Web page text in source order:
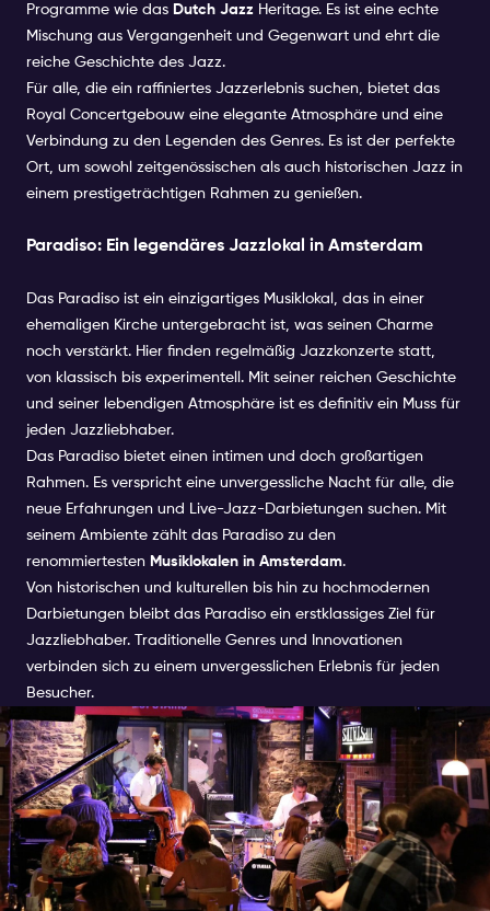
Programme wie das Dutch Jazz Heritage. Es ist eine echte
Mischung aus Vergangenheit und Gegenwart und ehrt die
reiche Geschichte des Jazz.
Für alle, die ein raffiniertes Jazzerlebnis suchen, bietet das
Royal Concertgebouw eine elegante Atmosphäre und eine
Verbindung zu den Legenden des Genres. Es ist der perfekte
Ort, um sowohl zeitgenössischen als auch historischen Jazz in
einem prestigeträchtigen Rahmen zu genießen.
Paradiso: Ein legendäres Jazzlokal in Amsterdam
Das Paradiso ist ein einzigartiges Musiklokal, das in einer
ehemaligen Kirche untergebracht ist, was seinen Charme
noch verstärkt. Hier finden regelmäßig Jazzkonzerte statt,
von klassisch bis experimentell. Mit seiner reichen Geschichte
und seiner lebendigen Atmosphäre ist es definitiv ein Muss für
jeden Jazzliebhaber.
Das Paradiso bietet einen intimen und doch großartigen
Rahmen. Es verspricht eine unvergessliche Nacht für alle, die
neue Erfahrungen und Live-Jazz-Darbietungen suchen. Mit
seinem Ambiente zählt das Paradiso zu den
renommiertesten Musiklokalen in Amsterdam.
Von historischen und kulturellen bis hin zu hochmodernen
Darbietungen bleibt das Paradiso ein erstklassiges Ziel für
Jazzliebhaber. Traditionelle Genres und Innovationen
verbinden sich zu einem unvergesslichen Erlebnis für jeden
Besucher.